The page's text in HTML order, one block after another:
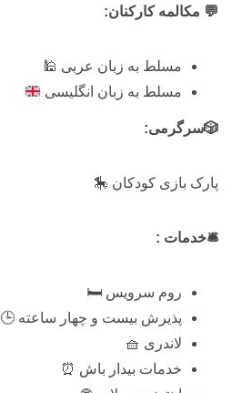
💬 مکالمه کارکنان:
مسلط به زبان عربی 🕌
مسلط به زبان انگلیسی
🎲سرگرمی:
پارک بازی کودکان 🎠
🛎️خدمات :
روم سرویس 🛏️
پذیرش بیست و چهار ساعته 🕒
لاندری 🧺
خدمات بیدار باش ⏰